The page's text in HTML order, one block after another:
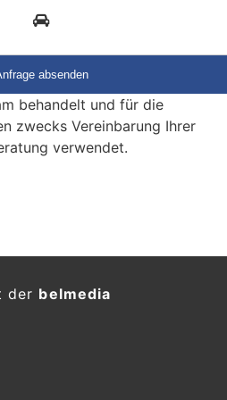
behandelt und für die
zwecks Vereinbarung Ihrer
verwendet.